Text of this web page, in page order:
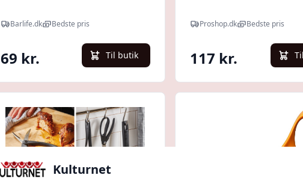
Barlife.dk Bedste pris
69 kr. Til butik
Proshop.dk Bedste pris
117 kr.
Kulturnet